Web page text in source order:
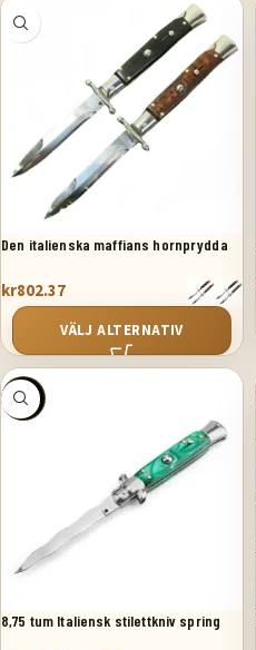
Den italienska maffians hornprydda
kr802.37
VÄLJ ALTERNATIV
SALE
8,75 tum Italiensk stilettkniv spring